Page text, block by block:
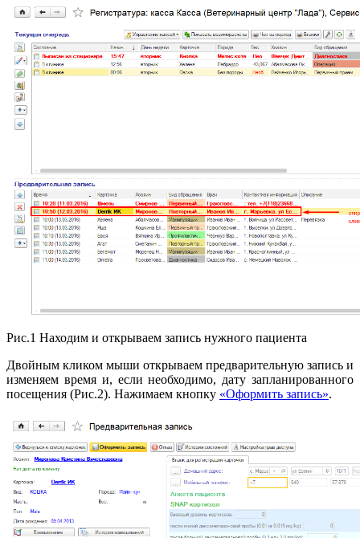
Рис.1 Находим и открываем запись нужного пациента
Двойным кликом мыши открываем предварительную запись и
изменяем время и, если необходимо, дату запланированного
посещения (Рис.2). Нажимаем кнопку «Оформить запись».